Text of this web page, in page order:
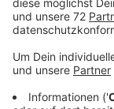
Der Kreis
Datteln über
Es wird drei